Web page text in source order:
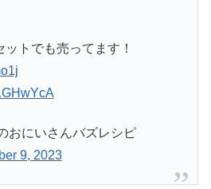
トでも売ってます！
おにいさんバズレシピ
9, 2023